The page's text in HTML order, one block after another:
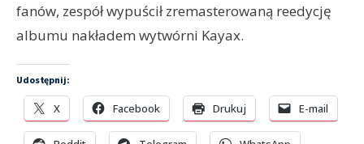
fanów, zespół wypuścił zremasterowaną reedycję
albumu nakładem wytwórni Kayax.
Udostępnij:
X Facebook Drukuj E-mail